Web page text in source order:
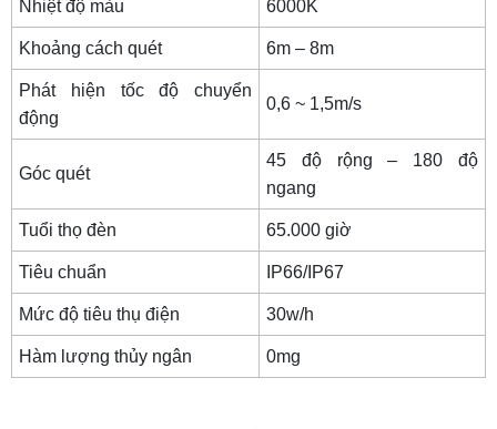
Nhiệt độ màu 6000K
Khoảng cách quét 6m – 8m
Phát hiện tốc độ chuyển
động
0,6 ~ 1,5m/s
Góc quét
45 độ rộng – 180 độ
ngang
Tuổi thọ đèn 65.000 giờ
Tiêu chuẩn IP66/IP67
Mức độ tiêu thụ điện 30w/h
Hàm lượng thủy ngân 0mg